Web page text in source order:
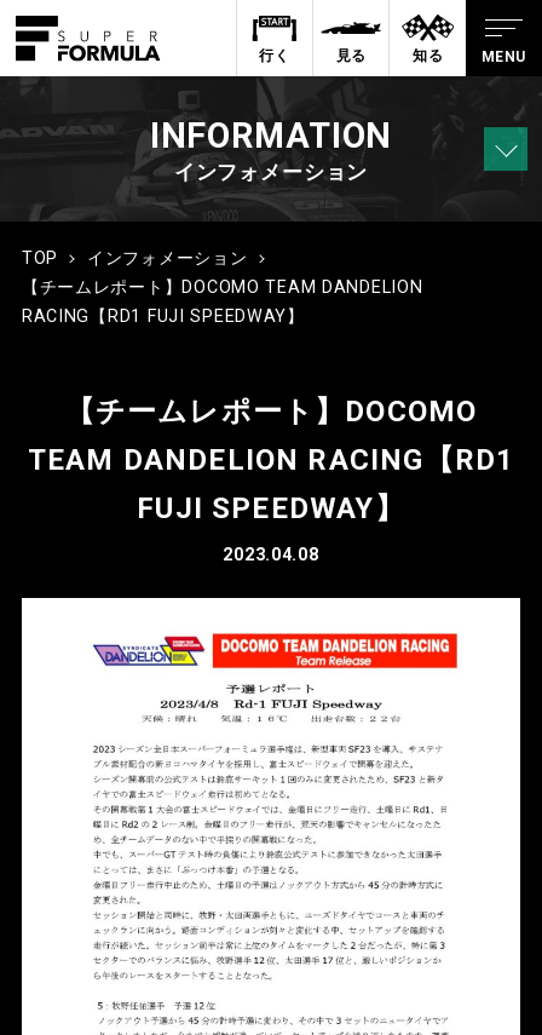
行く 見る 知る
INFORMATION
インフォメーション
TOP
インフォメーション
【チームレポート】DOCOMO TEAM DANDELION
RACING【RD1 FUJI SPEEDWAY】
【チームレポート】DOCOMO
TEAM DANDELION RACING【RD1
FUJI SPEEDWAY】
2023.04.08